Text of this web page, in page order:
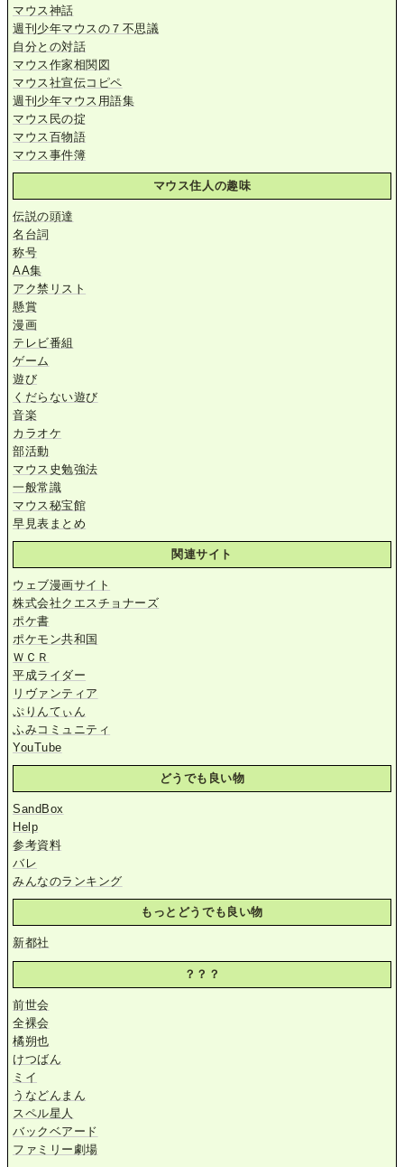
マウス神話
週刊少年マウスの７不思議
自分との対話
マウス作家相関図
マウス社宣伝コピペ
週刊少年マウス用語集
マウス民の掟
マウス百物語
マウス事件簿
マウス住人の趣味
伝説の頭達
名台詞
称号
AA集
アク禁リスト
懸賞
漫画
テレビ番組
ゲーム
遊び
くだらない遊び
音楽
カラオケ
部活動
マウス史勉強法
一般常識
マウス秘宝館
早見表まとめ
関連サイト
ウェブ漫画サイト
株式会社クエスチョナーズ
ポケ書
ポケモン共和国
ＷＣＲ
平成ライダー
リヴァンティア
ぷりんてぃん
ふみコミュニティ
YouTube
どうでも良い物
SandBox
Help
参考資料
バレ
みんなのランキング
もっとどうでも良い物
新都社
？？？
前世会
全裸会
橘朔也
けつばん
ミイ
うなどんまん
スペル星人
バックベアード
ファミリー劇場